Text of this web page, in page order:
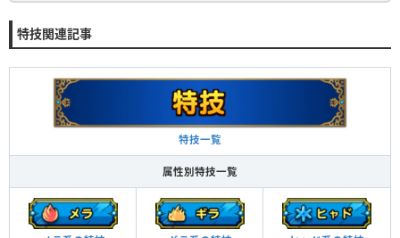
特技関連記事
特技一覧
属性別特技一覧